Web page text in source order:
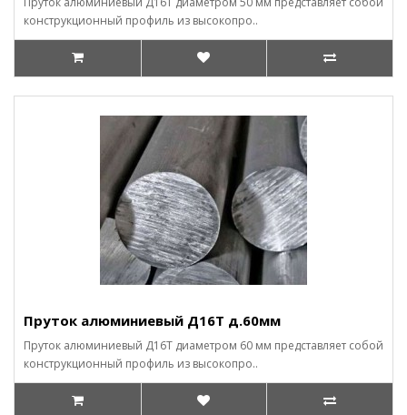
конструкционный профиль из высокопро..
Пруток алюминиевый Д16Т д.60мм
Пруток алюминиевый Д16Т диаметром 60 мм представляет собой
конструкционный профиль из высокопро..